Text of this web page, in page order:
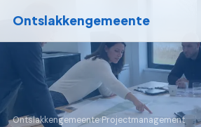
Ontslakkengemeente
Ontslakkengemeente›Projectmanagement